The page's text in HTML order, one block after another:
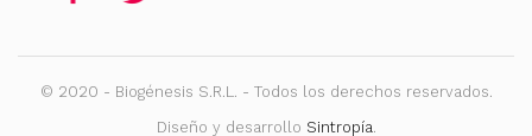
© 2020 - Biogénesis S.R.L. - Todos los derechos reservados.
Diseño y desarrollo Sintropía